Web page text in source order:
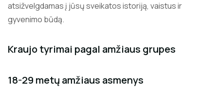
atsižvelgdamas į jūsų sveikatos istoriją, vaistus ir
gyvenimo būdą.
Kraujo tyrimai pagal amžiaus grupes
18-29 metų amžiaus asmenys